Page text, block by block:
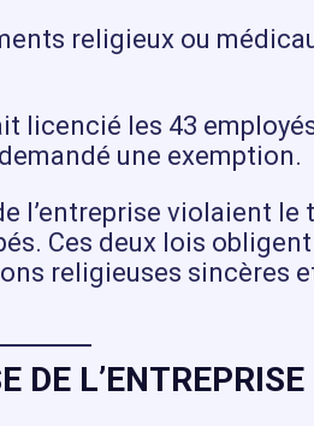
religieux ou
licencié les 43
une exemption.
l’entreprise violaient
Ces deux lois
religieuses sincères
DE L’ENTREPRISE